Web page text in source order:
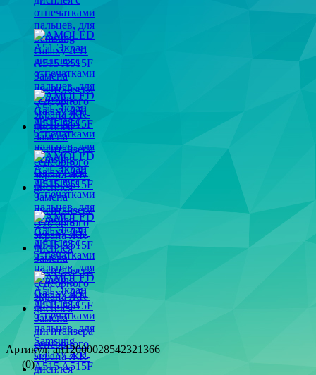
Артикул: art12000028542321366
(0)